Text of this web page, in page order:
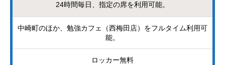
24時間毎日、指定の席を利用可能。
中崎町のほか、勉強カフェ（西梅田店）をフルタイム利用可
能。
ロッカー無料